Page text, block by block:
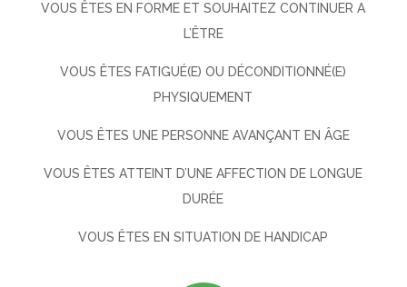
VOUS ÊTES EN FORME ET SOUHAITEZ CONTINUER A
L’ÊTRE
VOUS ÊTES FATIGUÉ(E) OU DÉCONDITIONNÉ(E)
PHYSIQUEMENT
VOUS ÊTES UNE PERSONNE AVANÇANT EN ÂGE
VOUS ÊTES ATTEINT D’UNE AFFECTION DE LONGUE
DURÉE
VOUS ÊTES EN SITUATION DE HANDICAP